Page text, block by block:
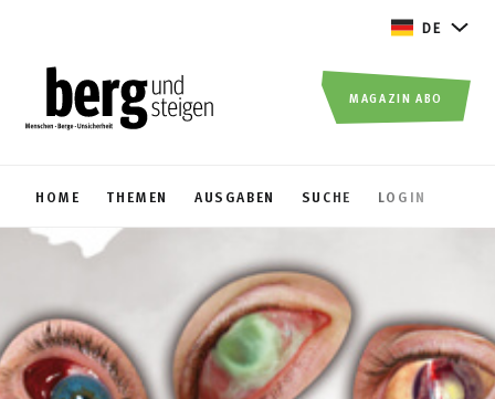
DE
HOME THEMEN AUSGABEN SUCHE LOGIN
MAGAZIN ABO